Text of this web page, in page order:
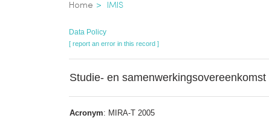
Breadcrumb
Home IMIS
Data Policy
[ report an error in this record ]
Studie- en
Acronym: MIRA-T 2005